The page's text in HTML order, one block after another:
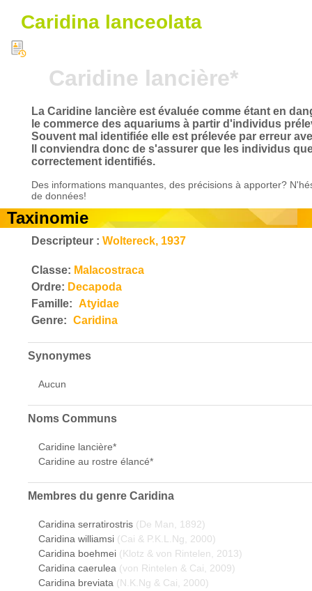
Caridina lanceolata
Caridine lancière*
La Caridine lancière est évaluée comme étant en
le commerce des aquariums à partir d'individus
Souvent mal identifiée elle est prélevée par erreur
Il conviendra donc de s'assurer que les individus
correctement identifiés.
Des informations manquantes, des précisions à apporter?
de données!
Taxinomie
Descripteur : Woltereck, 1937
Classe: Malacostraca
Ordre: Decapoda
Famille: Atyidae
Genre: Caridina
Synonymes
Aucun
Noms Communs
Caridine lancière*
Caridine au rostre élancé*
Membres du genre Caridina
Caridina serratirostris (De Man, 1892)
Caridina williamsi (Cai & P.K.L.Ng, 2000)
Caridina boehmei (Klotz & von Rintelen, 2013)
Caridina caerulea (von Rintelen & Cai, 2009)
Caridina breviata (N.K.Ng & Cai, 2000)